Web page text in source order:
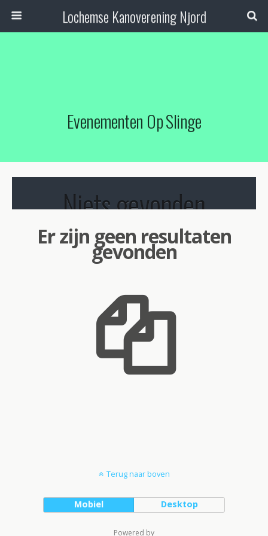
Lochemse Kanoverening Njord
Evenementen OpSlinge
Niets gevonden
Er zijn geen resultaten
gevonden
Terug naar boven
Mobiel Desktop
Powered by